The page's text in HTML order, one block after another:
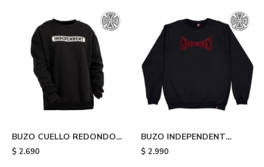
BUZO CUELLO REDONDO -
Negro
$ 2.690
BUZO INDEPENDENT
SPANNING FRONT CREW -
$ 2.990